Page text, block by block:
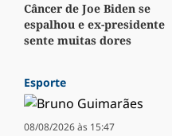
Câncer de Joe Biden se
espalhou e ex-presidente
sente muitas dores
Esporte
08/08/2026 às 15:47